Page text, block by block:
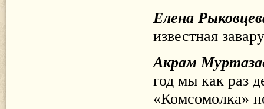
Елена
известная
Акрам
год мы как раз
«Комсомолка»